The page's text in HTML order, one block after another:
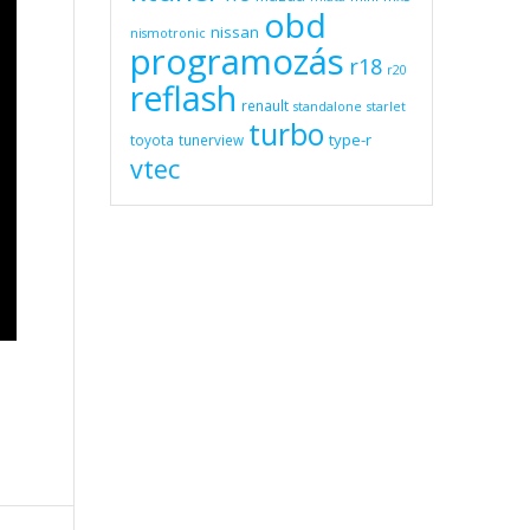
nismotronic nissan obd
programozás r18 r20
reflash renault standalone starlet
toyota tunerview turbo type-r
vtec